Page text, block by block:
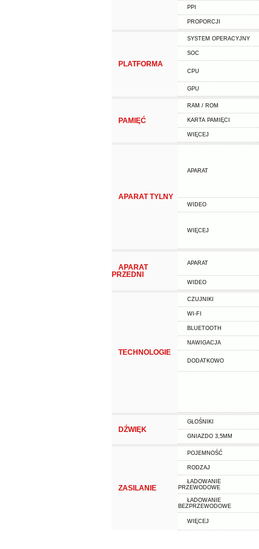
PPI
PROPORCJI
PLATFORMA
SYSTEM OPERACYJNY
SOC
CPU
GPU
PAMIĘĆ
RAM / ROM
KARTA PAMIĘCI
WIĘCEJ
APARAT TYLNY
APARAT
WIDEO
WIĘCEJ
APARAT
PRZEDNI
APARAT
WIDEO
TECHNOLOGIE
CZUJNIKI
WI-FI
BLUETOOTH
NAWIGACJA
DODATKOWO
DŹWIĘK
GŁOŚNIKI
GNIAZDO 3,5MM
ZASILANIE
POJEMNOŚĆ
RODZAJ
ŁADOWANIE
PRZEWODOWE
ŁADOWANIE
BEZPRZEWODOWE
WIĘCEJ